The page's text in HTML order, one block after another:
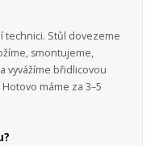
technici. Stůl dovezeme
smontujeme,
vyvážíme břidlicovou
máme za 3–5